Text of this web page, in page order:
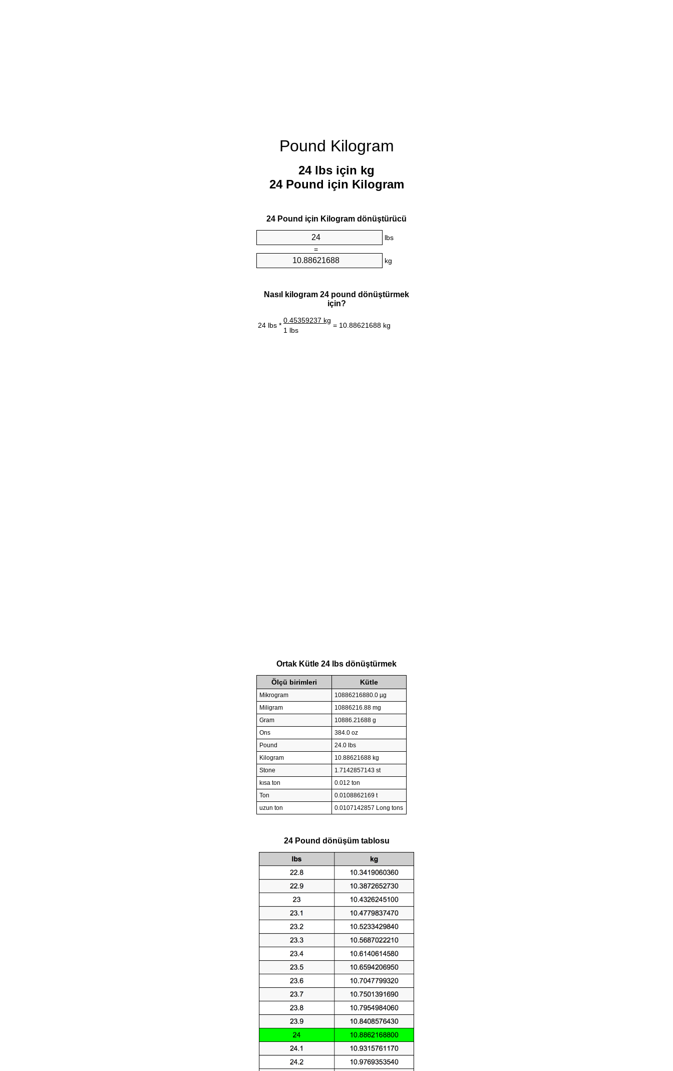
Pound Kilogram
24 lbs için kg
24 Pound için Kilogram
24 Pound için Kilogram dönüştürücü
lbs
=
kg
Nasıl kilogram 24 pound dönüştürmek
için?
24 lbs *
0.45359237 kg
= 10.88621688 kg
1 lbs
Ortak Kütle 24 lbs dönüştürmek
Ölçü birimleri Kütle
Mikrogram
10886216880.0 µg
Miligram
10886216.88 mg
Gram
10886.21688 g
Ons
384.0 oz
Pound
24.0 lbs
Kilogram
10.88621688 kg
Stone
1.7142857143 st
kısa ton
0.012 ton
Ton
0.0108862169 t
uzun ton
0.0107142857 Long tons
24 Pound dönüşüm tablosu